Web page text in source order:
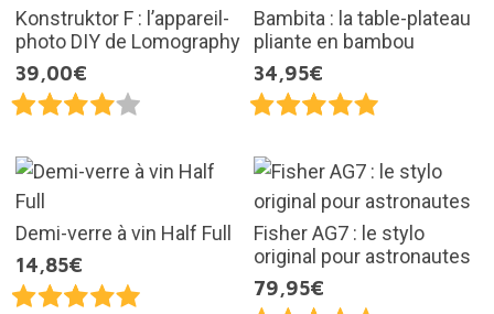
Konstruktor F : l’appareil-
photo DIY de Lomography
39,00€
Bambita : la table-plateau
pliante en bambou
34,95€
Demi-verre à vin Half Full
14,85€
Fisher AG7 : le stylo
original pour astronautes
79,95€